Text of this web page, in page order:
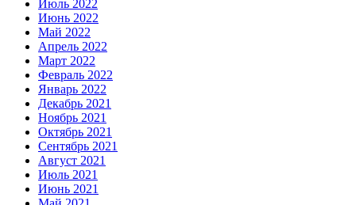
Июль 2022
Июнь 2022
Май 2022
Апрель 2022
Март 2022
Февраль 2022
Январь 2022
Декабрь 2021
Ноябрь 2021
Октябрь 2021
Сентябрь 2021
Август 2021
Июль 2021
Июнь 2021